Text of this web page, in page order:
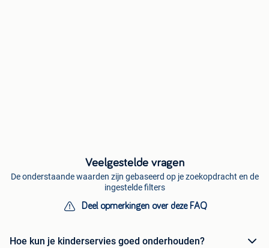
Veelgestelde vragen
De onderstaande waarden zijn gebaseerd op je zoekopdracht en de
ingestelde filters
Deel opmerkingen over deze FAQ
Hoe kun je kinderservies goed onderhouden?